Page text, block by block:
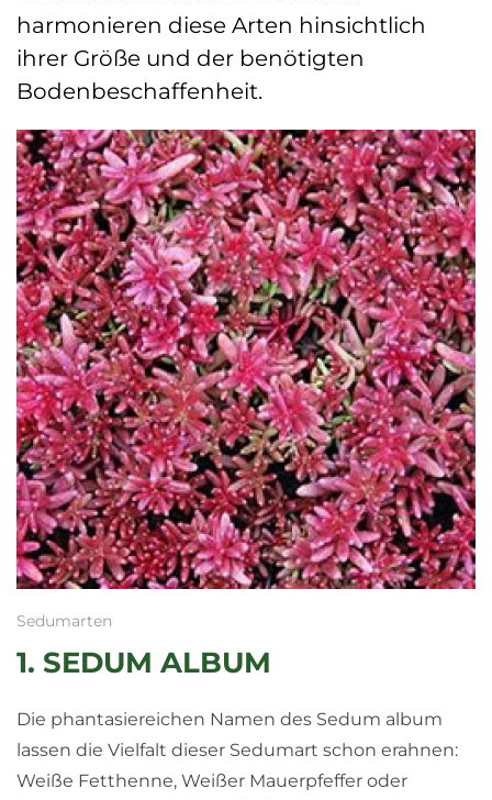
harmonieren diese Arten hinsichtlich
ihrer Größe und der benötigten
Bodenbeschaffenheit.
Sedumarten
1. SEDUM ALBUM
Die phantasiereichen Namen des Sedum album
lassen die Vielfalt dieser Sedumart schon erahnen:
Weiße Fetthenne, Weißer Mauerpfeffer oder